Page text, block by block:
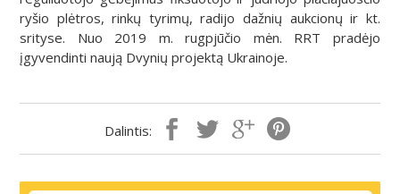
ryšio plėtros, rinkų tyrimų, radijo dažnių aukcionų ir kt.
srityse. Nuo 2019 m. rugpjūčio mėn. RRT pradėjo
įgyvendinti naują Dvynių projektą Ukrainoje.
Dalintis: